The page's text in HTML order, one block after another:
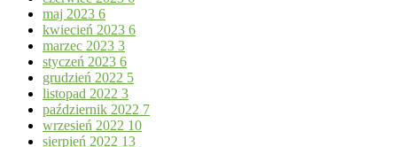
maj 2023 6
kwiecień 2023 6
marzec 2023 3
styczeń 2023 6
grudzień 2022 5
listopad 2022 3
październik 2022 7
wrzesień 2022 10
sierpień 2022 13